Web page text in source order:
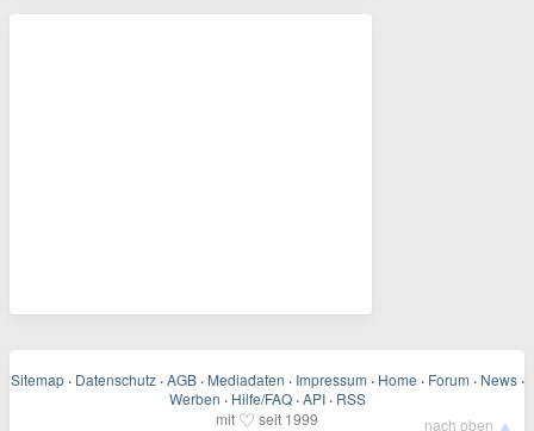
Sitemap · Datenschutz · AGB · Mediadaten · Impressum · Home · Forum · News ·
Werben · Hilfe/FAQ · API · RSS
mit ♡ seit 1999 nach oben